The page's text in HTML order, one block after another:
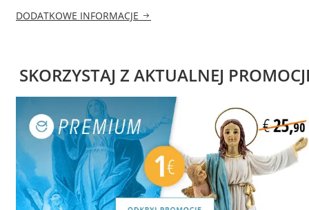
DODATKOWE INFORMACJE
SKORZYSTAJ Z AKTUALNEJ